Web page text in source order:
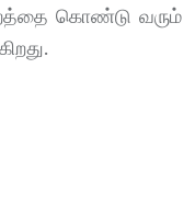
கொண்டு வரும்